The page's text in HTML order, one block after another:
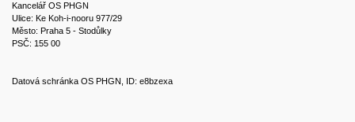
Kancelář OS PHGN
Ulice: Ke Koh-i-nooru 977/29
Město: Praha 5 - Stodůlky
PSČ: 155 00
Datová schránka OS PHGN, ID: e8bzexa